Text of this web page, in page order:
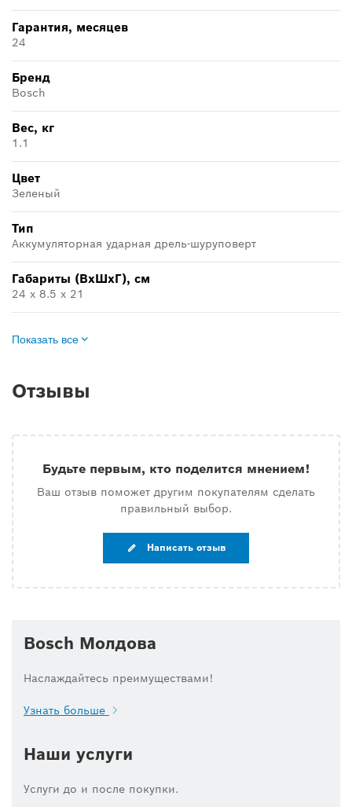
Гарантия, месяцев
24
Бренд
Bosch
Вес, кг
1.1
Цвет
Зеленый
Тип
Аккумуляторная ударная дрель-шуруповерт
Габариты (ВхШхГ), см
24 x 8.5 x 21
Показать все
Отзывы
Будьте первым, кто поделится мнением!
Ваш отзыв поможет другим покупателям сделать
правильный выбор.
Написать отзыв
Bosch Молдова
Наслаждайтесь преимуществами!
Узнать больше
Наши услуги
Услуги до и после покупки.